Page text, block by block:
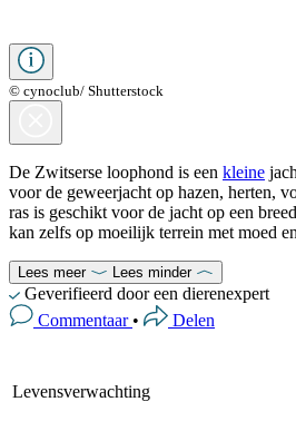
© cynoclub/ Shutterstock
De Zwitserse loophond is een kleine
voor de geweerjacht op hazen, herten,
ras is geschikt voor de jacht op een
kan zelfs op moeilijk terrein met moed
Lees meer Lees minder
Geverifieerd door een dierenexpert
Commentaar • Delen
Levensverwachting